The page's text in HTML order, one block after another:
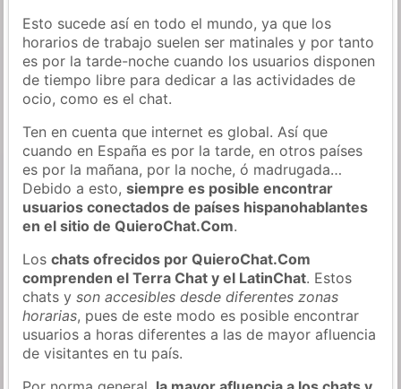
Esto sucede así en todo el mundo, ya que los
horarios de trabajo suelen ser matinales y por tanto
es por la tarde-noche cuando los usuarios disponen
de tiempo libre para dedicar a las actividades de
ocio, como es el chat.
Ten en cuenta que internet es global. Así que
cuando en España es por la tarde, en otros países
es por la mañana, por la noche, ó madrugada…
Debido a esto,siempre es posible encontrar
usuarios conectados de países hispanohablantes
en el sitio de QuieroChat.Com.
Loschats ofrecidos por QuieroChat.Com
comprenden el Terra Chat y el LatinChat. Estos
chats yson accesibles desde diferentes zonas
horarias, pues de este modo es posible encontrar
usuarios a horas diferentes a las de mayor afluencia
de visitantes en tu país.